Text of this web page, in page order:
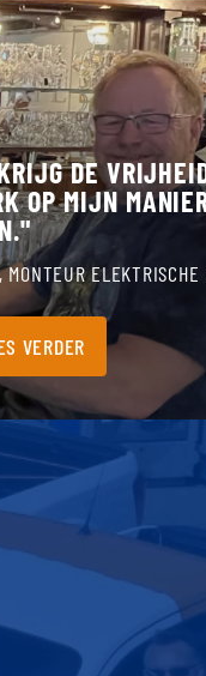
me namen.
DE
OP MIJN
MONTEUR ELEKTRISCHE
VERDER
om mijn werk op